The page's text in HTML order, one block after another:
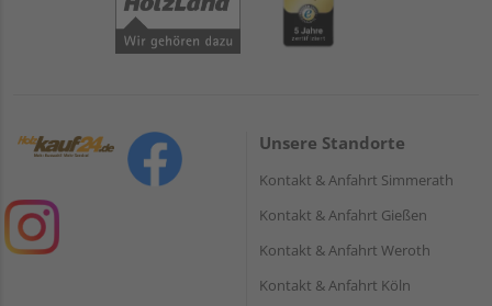
Unsere Standorte
Kontakt & Anfahrt Simmerath
Kontakt & Anfahrt Gießen
Kontakt & Anfahrt Weroth
Kontakt & Anfahrt Köln